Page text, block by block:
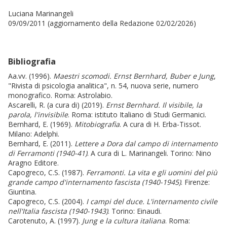
Luciana Marinangeli
09/09/2011 (aggiornamento della Redazione 02/02/2026)
Bibliografia
Aa.vv. (1996). Maestri scomodi. Ernst Bernhard, Buber e Jung,
"Rivista di psicologia analitica", n. 54, nuova serie, numero
monografico. Roma: Astrolabio.
Ascarelli, R. (a cura di) (2019). Ernst Bernhard. Il visibile, la
parola, l'invisibile. Roma: istituto Italiano di Studi Germanici.
Bernhard, E. (1969). Mitobiografia. A cura di H. Erba-Tissot.
Milano: Adelphi.
Bernhard, E. (2011). Lettere a Dora dal campo di internamento
di Ferramonti (1940-41). A cura di L. Marinangeli. Torino: Nino
Aragno Editore.
Capogreco, C.S. (1987). Ferramonti. La vita e gli uomini del più
grande campo d'internamento fascista (1940-1945). Firenze:
Giuntina.
Capogreco, C.S. (2004). I campi del duce. L'internamento civile
nell'Italia fascista (1940-1943). Torino: Einaudi.
Carotenuto, A. (1997). Jung e la cultura italiana. Roma: